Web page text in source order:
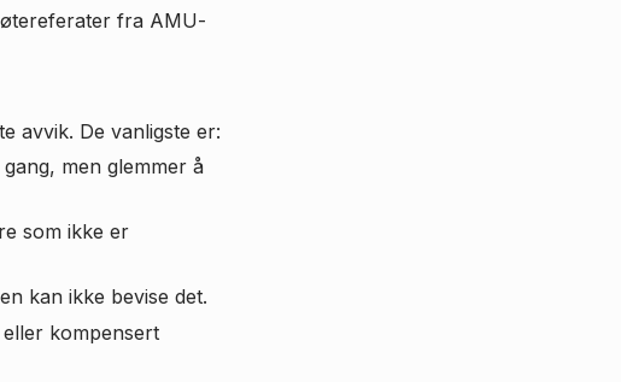
fra AMU-
avvik. De vanligste er:
men glemmer å
som ikke er
kan ikke bevise det.
kompensert